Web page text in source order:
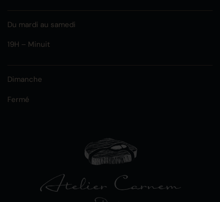
Du mardi au samedi
19H – Minuit
Dimanche
Fermé